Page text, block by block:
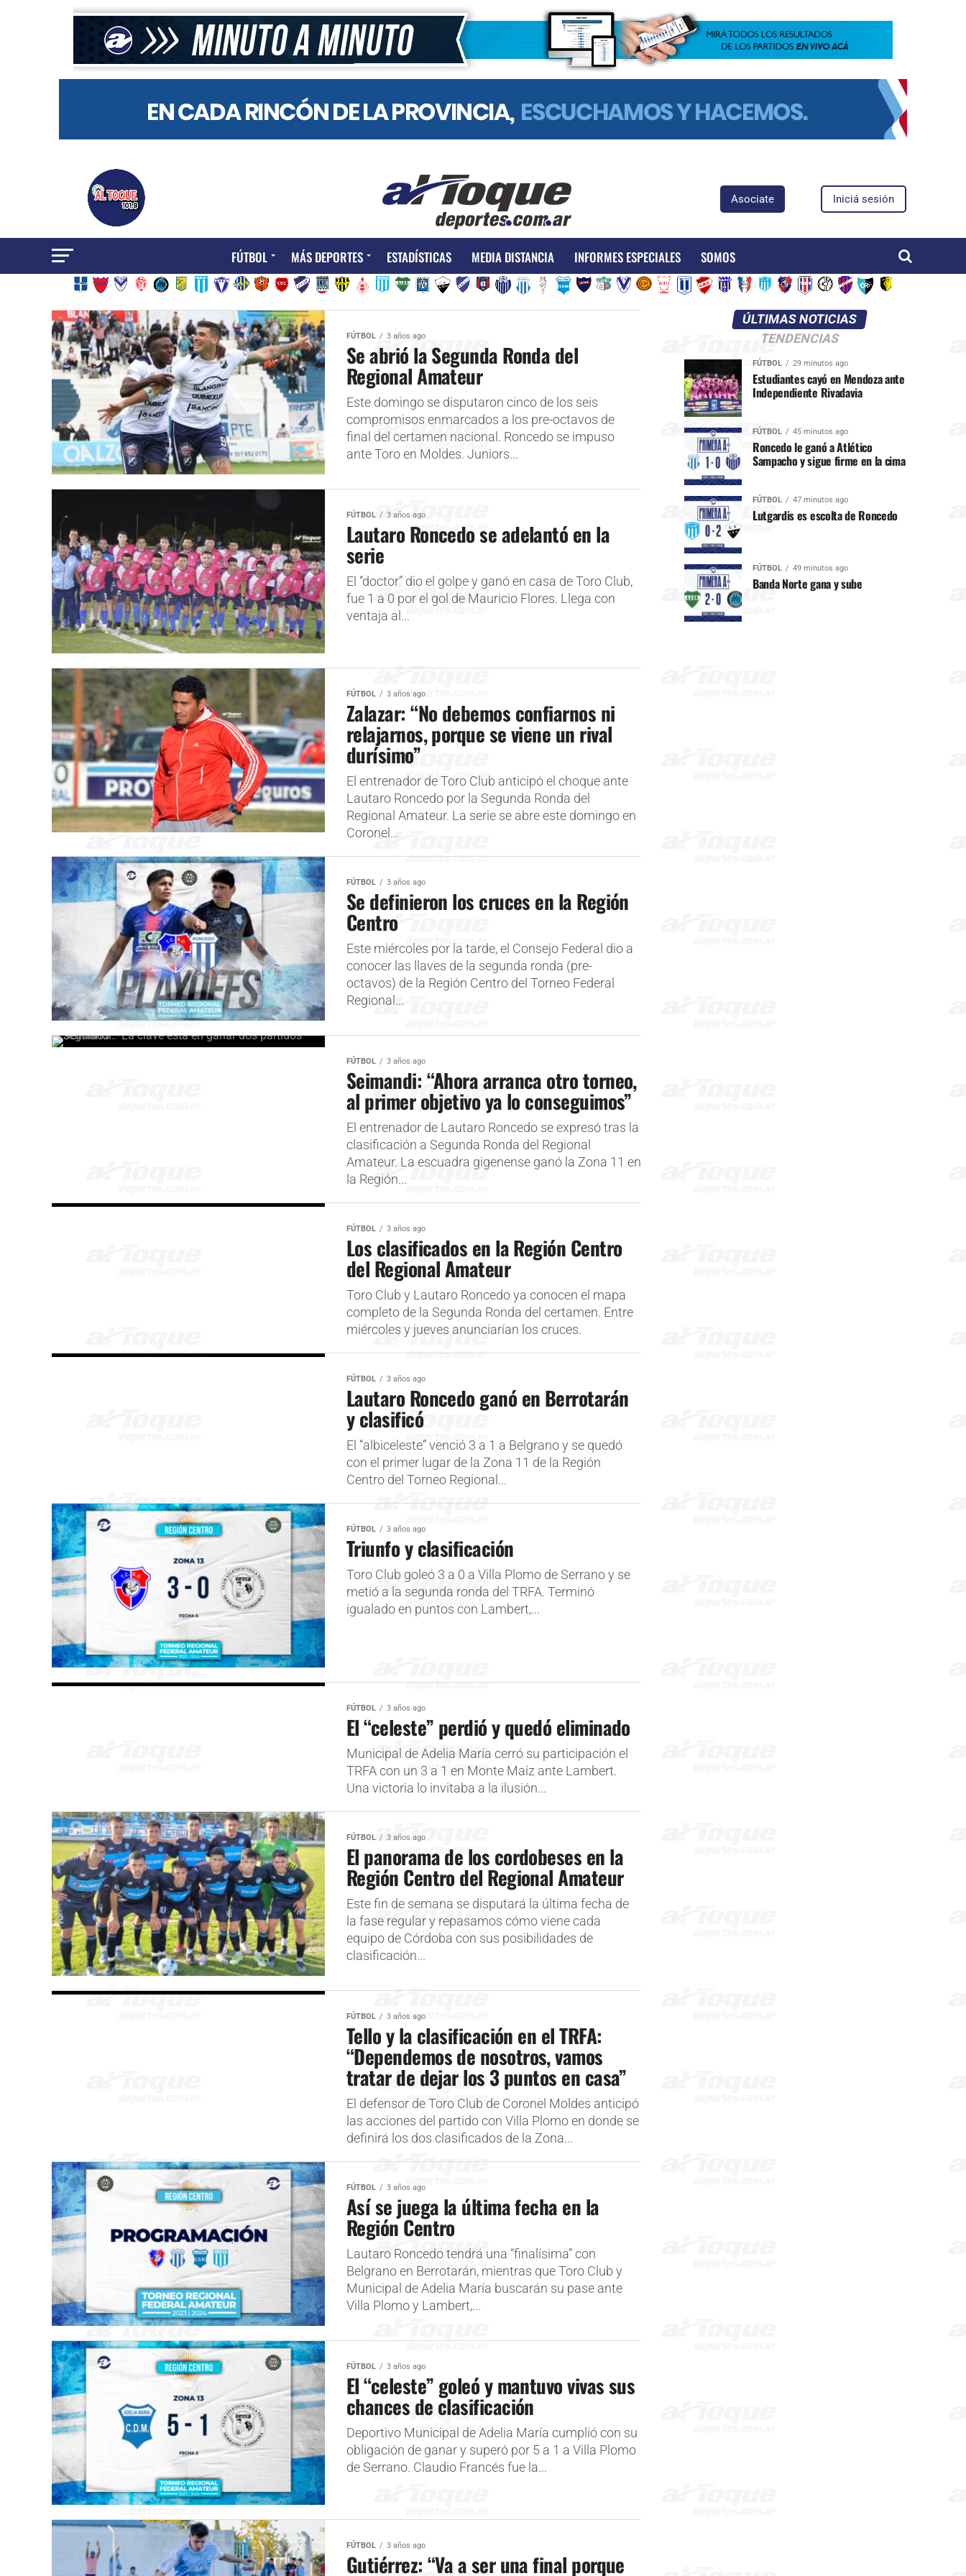
Asociate Iniciá sesión
FÚTBOL MÁS DEPORTES ESTADÍSTICAS MEDIA DISTANCIA INFORMES ESPECIALES SOMOS
FÚTBOL 3 años ago
Se abrió la Segunda Ronda del
Regional Amateur
Este domingo se disputaron cinco de los seis
compromisos enmarcados a los pre-octavos de
final del certamen nacional. Roncedo se impuso
ante Toro en Moldes. Juniors...
FÚTBOL 3 años ago
Lautaro Roncedo se adelantó en la
serie
El “doctor” dio el golpe y ganó en casa de Toro Club,
fue 1 a 0 por el gol de Mauricio Flores. Llega con
ventaja al...
FÚTBOL 3 años ago
Zalazar: “No debemos confiarnos ni
relajarnos, porque se viene un rival
durísimo”
El entrenador de Toro Club anticipó el choque ante
Lautaro Roncedo por la Segunda Ronda del
Regional Amateur. La serie se abre este domingo en
Coronel...
FÚTBOL 3 años ago
Se definieron los cruces en la Región
Centro
Este miércoles por la tarde, el Consejo Federal dio a
conocer las llaves de la segunda ronda (pre-
octavos) de la Región Centro del Torneo Federal
Regional...
FÚTBOL 3 años ago
Seimandi: “Ahora arranca otro torneo,
al primer objetivo ya lo conseguimos”
El entrenador de Lautaro Roncedo se expresó tras la
clasificación a Segunda Ronda del Regional
Amateur. La escuadra gigenense ganó la Zona 11 en
la Región...
FÚTBOL 3 años ago
Los clasificados en la Región Centro
del Regional Amateur
Toro Club y Lautaro Roncedo ya conocen el mapa
completo de la Segunda Ronda del certamen. Entre
miércoles y jueves anunciarían los cruces.
FÚTBOL 3 años ago
Lautaro Roncedo ganó en Berrotarán
y clasificó
El “albiceleste” venció 3 a 1 a Belgrano y se quedó
con el primer lugar de la Zona 11 de la Región
Centro del Torneo Regional...
FÚTBOL 3 años ago
Triunfo y clasificación
Toro Club goleó 3 a 0 a Villa Plomo de Serrano y se
metió a la segunda ronda del TRFA. Terminó
igualado en puntos con Lambert,...
FÚTBOL 3 años ago
El “celeste” perdió y quedó eliminado
Municipal de Adelia María cerró su participación el
TRFA con un 3 a 1 en Monte Maíz ante Lambert.
Una victoria lo invitaba a la ilusión...
FÚTBOL 3 años ago
El panorama de los cordobeses en la
Región Centro del Regional Amateur
Este fin de semana se disputará la última fecha de
la fase regular y repasamos cómo viene cada
equipo de Córdoba con sus posibilidades de
clasificación...
FÚTBOL 3 años ago
Tello y la clasificación en el TRFA:
“Dependemos de nosotros, vamos
tratar de dejar los 3 puntos en casa”
El defensor de Toro Club de Coronel Moldes anticipó
las acciones del partido con Villa Plomo en donde se
definirá los dos clasificados de la Zona...
FÚTBOL 3 años ago
Así se juega la última fecha en la
Región Centro
Lautaro Roncedo tendrá una “finalísima” con
Belgrano en Berrotarán, mientras que Toro Club y
Municipal de Adelia María buscarán su pase ante
Villa Plomo y Lambert,...
FÚTBOL 3 años ago
El “celeste” goleó y mantuvo vivas sus
chances de clasificación
Deportivo Municipal de Adelia María cumplió con su
obligación de ganar y superó por 5 a 1 a Villa Plomo
de Serrano. Claudio Francés fue la...
FÚTBOL 3 años ago
Gutiérrez: “Va a ser una final porque
ÚLTIMAS NOTICIAS
TENDENCIAS
FÚTBOL 29 minutos ago
Estudiantes cayó en Mendoza ante
Independiente Rivadavia
FÚTBOL 45 minutos ago
Roncedo le ganó a Atlético
Sampacho y sigue firme en la cima
FÚTBOL 47 minutos ago
Lutgardis es escolta de Roncedo
FÚTBOL 49 minutos ago
Banda Norte gana y sube